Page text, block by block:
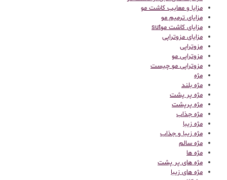
مزایا و معایب کاشت مو
مزایای ترمیم مو
مزایای کاشت موsut
مزایای مزوتراپی
مزوتراپی
مزوتراپی مو
مزوتراپی مو چیست
مژه
مژه بلند
مژه پر پشت
مژه پرپشت
مژه جذاب
مژه زیبا
مژه زیبا و جذاب
مژه سالم
مژه ها
مژه های پر پشت
مژه های زیبا